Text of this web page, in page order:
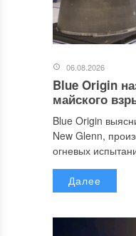
06.08.2026
Blue Origin
майского
Blue Origin
New Glenn,
огневых
Далее